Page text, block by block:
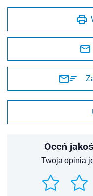
Oceń
Twoja opinia